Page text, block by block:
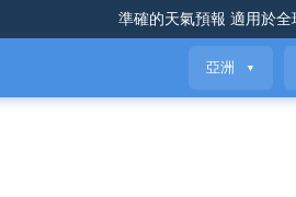
準確的天氣預報 適用於全
亞洲 ▼